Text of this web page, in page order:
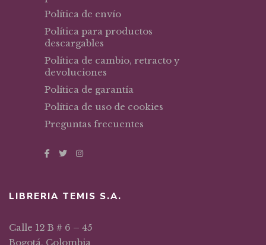
Política de envío
Política para productos
descargables
Política de cambio, retracto y
devoluciones
Política de garantía
Política de uso de cookies
Preguntas frecuentes
LIBRERIA TEMIS S.A.
Calle 12 B # 6 – 45
Bogotá, Colombia